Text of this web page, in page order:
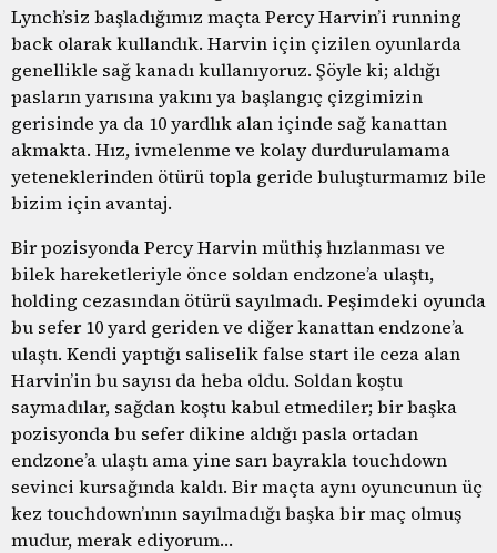
Lynch’siz başladığımız maçta Percy Harvin’i running
back olarak kullandık. Harvin için çizilen oyunlarda
genellikle sağ kanadı kullanıyoruz. Şöyle ki; aldığı
pasların yarısına yakını ya başlangıç çizgimizin
gerisinde ya da 10 yardlık alan içinde sağ kanattan
akmakta. Hız, ivmelenme ve kolay durdurulamama
yeteneklerinden ötürü topla geride buluşturmamız bile
bizim için avantaj.
Bir pozisyonda Percy Harvin müthiş hızlanması ve
bilek hareketleriyle önce soldan endzone’a ulaştı,
holding cezasından ötürü sayılmadı. Peşimdeki oyunda
bu sefer 10 yard geriden ve diğer kanattan endzone’a
ulaştı. Kendi yaptığı saliselik false start ile ceza alan
Harvin’in bu sayısı da heba oldu. Soldan koştu
saymadılar, sağdan koştu kabul etmediler; bir başka
pozisyonda bu sefer dikine aldığı pasla ortadan
endzone’a ulaştı ama yine sarı bayrakla touchdown
sevinci kursağında kaldı. Bir maçta aynı oyuncunun üç
kez touchdown’ının sayılmadığı başka bir maç olmuş
mudur, merak ediyorum…